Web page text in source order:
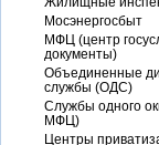
Мосэнергосбыт
МФЦ (центр
документы)
Объединенные
службы (ОДС)
Службы одного
МФЦ)
Центры